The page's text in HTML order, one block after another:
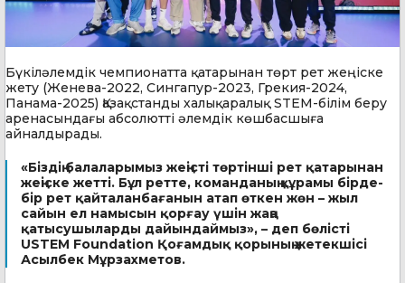
Бүкіләлемдік чемпионатта қатарынан төрт рет жеңіске
жету (Женева-2022, Сингапур-2023, Грекия-2024,
Панама-2025) Қазақстанды халықаралық STEM-білім беру
аренасындағы абсолютті әлемдік көшбасшыға
айналдырады.
«Біздің балаларымыз жеңісті төртінші рет қатарынан
жеңіске жетті. Бұл ретте, команданың құрамы бірде-
бір рет қайталанбағанын атап өткен жөн – жыл
сайын ел намысын қорғау үшін жаңа
қатысушыларды дайындаймыз», – деп бөлісті
USTEM Foundation Қоғамдық қорының жетекшісі
Асылбек Мұрзахметов.